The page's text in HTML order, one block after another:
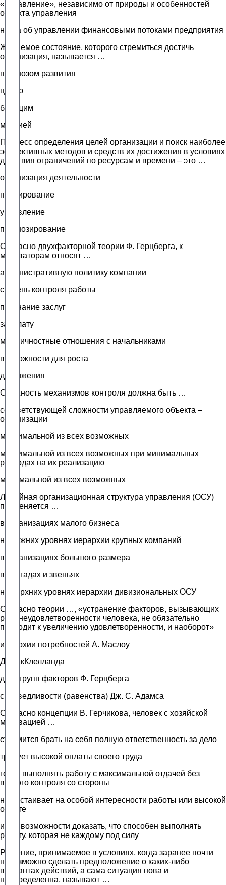
«управление», независимо от природы и особенностей
объекта управления
наука об управлении финансовыми потоками предприятия
Желаемое состояние, которого стремиться достичь
организация, называется …
прогнозом развития
целью
будущим
миссией
Процесс определения целей организации и поиск наиболее
эффективных методов и средств их достижения в условиях
действия ограничений по ресурсам и времени – это …
организация деятельности
планирование
управление
прогнозирование
Согласно двухфакторной теории Ф. Герцберга, к
мотиваторам относят …
административную политику компании
степень контроля работы
признание заслуг
зарплату
межличностные отношения с начальниками
возможности для роста
достижения
Сложность механизмов контроля должна быть …
соответствующей сложности управляемого объекта –
организации
максимальной из всех возможных
максимальной из всех возможных при минимальных
расходах на их реализацию
минимальной из всех возможных
Линейная организационная структура управления (ОСУ)
применяется …
в организациях малого бизнеса
на нижних уровнях иерархии крупных компаний
в организациях большого размера
в бригадах и звеньях
на верхних уровнях иерархии дивизиональных ОСУ
Согласно теории …, «устранение факторов, вызывающих
рост неудовлетворенности человека, не обязательно
приводит к увеличению удовлетворенности, и наоборот»
иерархии потребностей А. Маслоу
Д. МакКлелланда
двух групп факторов Ф. Герцберга
справедливости (равенства) Дж. С. Адамса
Согласно концепции В. Герчикова, человек с хозяйской
мотивацией …
стремится брать на себя полную ответственность за дело
требует высокой оплаты своего труда
готов выполнять работу с максимальной отдачей без
всякого контроля со стороны
не настаивает на особой интересности работы или высокой
оплате
ищет возможности доказать, что способен выполнять
работу, которая не каждому под силу
Решение, принимаемое в условиях, когда заранее почти
невозможно сделать предположение о каких-либо
вариантах действий, а сама ситуация нова и
неопределенна, называют …